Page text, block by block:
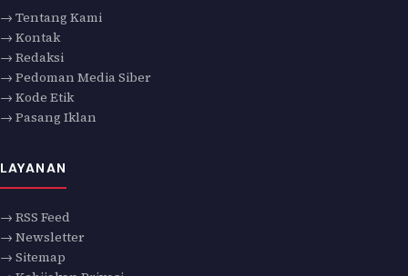
→ Tentang Kami
→ Kontak
→ Redaksi
→ Pedoman Media Siber
→ Kode Etik
→ Pasang Iklan
LAYANAN
→ RSS Feed
→ Newsletter
→ Sitemap